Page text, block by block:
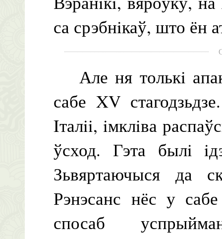
са срэбнiкаў, што ён
Але ня толькi
сабе XV
Iталii, iмклiва
ўсход. Гэта былi
Зьвяртаючыся да
Рэнэсанс нёс у
спосаб